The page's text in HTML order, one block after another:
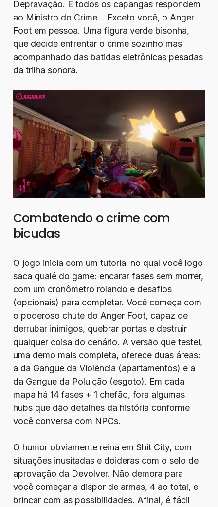
Depravação. E todos os capangas respondem
ao Ministro do Crime… Exceto você, o Anger
Foot em pessoa. Uma figura verde bisonha,
que decide enfrentar o crime sozinho mas
acompanhado das batidas eletrônicas pesadas
da trilha sonora.
Combatendo o crime com
bicudas
O jogo inicia com um tutorial no qual você logo
saca qualé do game: encarar fases sem morrer,
com um cronômetro rolando e desafios
(opcionais) para completar. Você começa com
o poderoso chute do Anger Foot, capaz de
derrubar inimigos, quebrar portas e destruir
qualquer coisa do cenário. A versão que testei,
uma demo mais completa, oferece duas áreas:
a da Gangue da Violência (apartamentos) e a
da Gangue da Poluição (esgoto). Em cada
mapa há 14 fases + 1 chefão, fora algumas
hubs que dão detalhes da história conforme
você conversa com NPCs.
O humor obviamente reina em Shit City, com
situações inusitadas e doideras com o selo de
aprovação da Devolver. Não demora para
você começar a dispor de armas, 4 ao total, e
brincar com as possibilidades. Afinal, é fácil